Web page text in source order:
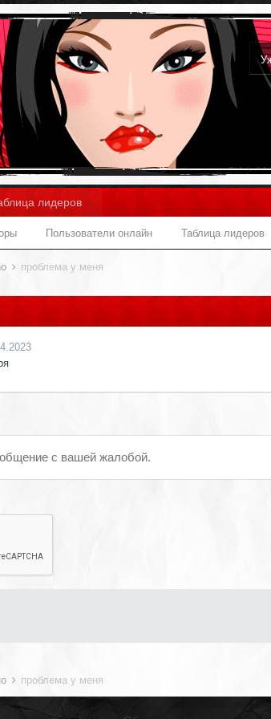
Пользователи онлайн Таблица лидеров
лидеров
проблема у меня
с вашей жалобой.
проблема у меня